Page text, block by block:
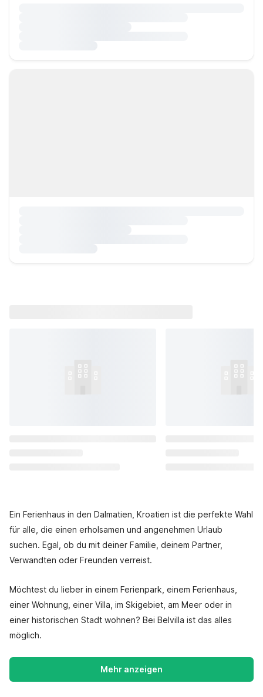
Ein Ferienhaus in den Dalmatien, Kroatien ist die perfekte Wahl
für alle, die einen erholsamen und angenehmen Urlaub
suchen. Egal, ob du mit deiner Familie, deinem Partner,
Verwandten oder Freunden verreist.
Möchtest du lieber in einem Ferienpark, einem Ferienhaus,
einer Wohnung, einer Villa, im Skigebiet, am Meer oder in
einer historischen Stadt wohnen? Bei Belvilla ist das alles
möglich.
Mehr anzeigen